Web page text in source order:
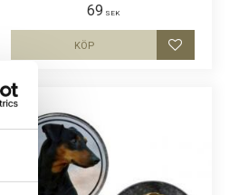
nummerlappen. Bilden är ca 27mm i
diameter och laminerad för att vara
hållbar och ge ett uttryck av djup i
69 SEK
Lägg till i
KÖP